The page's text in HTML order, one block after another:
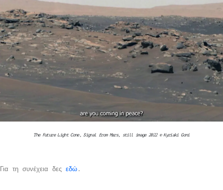
The Future Light Cone, Signal from Mars, still image 2022 © Kyriaki Goni
Για τη συνέχεια δες εδώ .